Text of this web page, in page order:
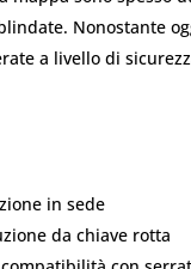
Nonostante
a livello di
in sede
da chiave rotta